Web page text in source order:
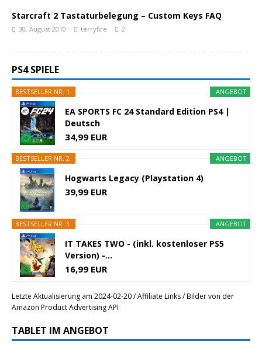
Starcraft 2 Tastaturbelegung – Custom Keys FAQ
30. August 2010 terryfire 2
PS4 SPIELE
ANGEBOT
BESTSELLER NR. 1
EA SPORTS FC 24 Standard Edition PS4 |
Deutsch
34,99 EUR
ANGEBOT
BESTSELLER NR. 2
Hogwarts Legacy (Playstation 4)
39,99 EUR
ANGEBOT
BESTSELLER NR. 3
IT TAKES TWO - (inkl. kostenloser PS5
Version) -...
16,99 EUR
Letzte Aktualisierung am 2024-02-20 / Affiliate Links / Bilder von der
Amazon Product Advertising API
TABLET IM ANGEBOT